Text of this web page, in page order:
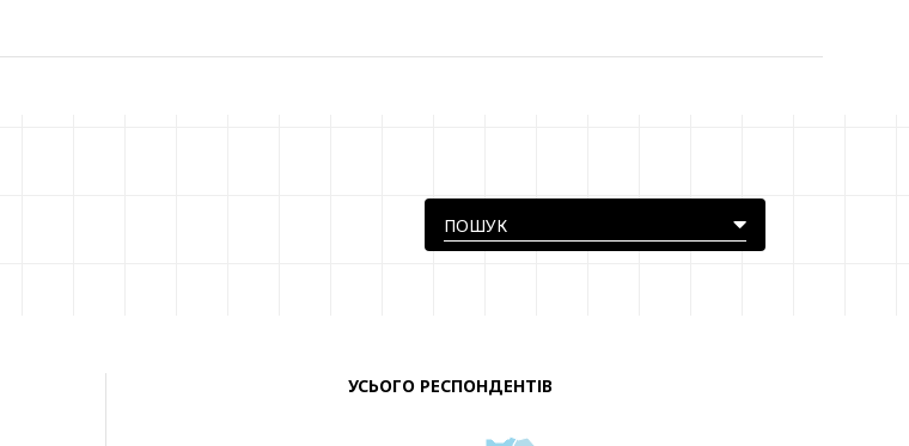
УСЬОГО РЕСПОНДЕНТІВ